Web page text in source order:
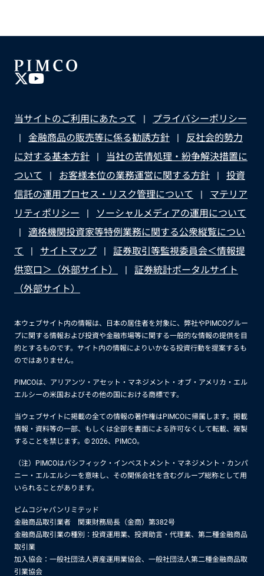
当サイトのご利用にあたって
プライバシーポリシー
金融商品の販売等に係る勧誘方針
反社会的勢力
に対する基本方針
当社の苦情処理・紛争解決措置に
ついて
お客様本位の業務運営に関する方針
投資
信託の運用プロセス・リスク管理について
マテリア
リティポリシー
ソーシャルメディアの運用について
適格機関投資家等特例業務に関する公衆縦覧につい
て
サイトマップ
証券取引等監視委員会＜情報提
供窓口＞（外部サイト）
証券統計ポータルサイト
（外部サイト）
本ウェブサイト内の情報は、日本の居住者を対象に、弊社やPIMCOグルー
プに関する情報および投資や金融市場等に関する一般的な情報の提供を目
的とするものです。サイト内の情報によりいかなる投資行動を提案するも
のではありません。
PIMCOは、アリアンツ・アセット・マネジメント・オブ・アメリカ・エル
エルシーの米国およびその他の国における商標です。
当ウェブサイトに掲載の全ての情報の著作権はPIMCOに帰属します。掲載
情報・資料等の一部、もしくは全部を書面による許可なくして転載、複製
することを禁じます。© 2026、PIMCO。
（注）PIMCOはパシフィック・インベストメント・マネジメント・カンパ
ニー・エルエルシーを意味し、その関係会社を含むグループ総称として用
いられることがあります。
ピムコジャパンリミテッド
金融商品取引業者 関東財務局長（金商）第382号
金融商品取引業の種別：投資運用業、投資助言・代理業、第二種金融商品
取引業
加入協会：一般社団法人資産運用業協会、一般社団法人第二種金融商品取
引業協会